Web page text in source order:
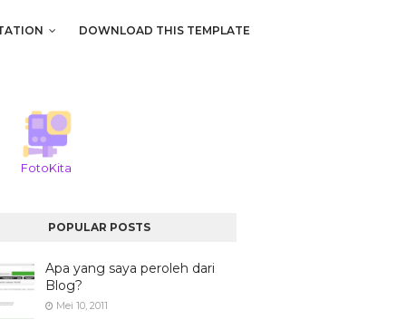
DOWNLOAD THIS TEMPLATE
FotoKita
POPULAR POSTS
Apa yang saya peroleh dari
Blog?
Mei 10, 2011